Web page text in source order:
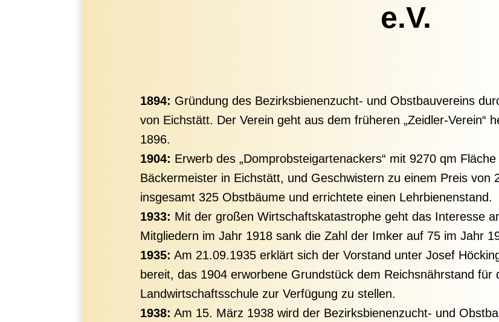
e.V.
1894: Gründung des Bezirksbienenzucht- und Obstbauvereins
von Eichstätt. Der Verein geht aus dem früheren „Zeidler-Verein“
1896.
1904: Erwerb des „Domprobsteigartenackers“ mit 9270 qm
Bäckermeister in Eichstätt, und Geschwistern zu einem Preis von
insgesamt 325 Obstbäume und errichtete einen Lehrbienenstand.
1933: Mit der großen Wirtschaftskatastrophe geht das Interesse
Mitgliedern im Jahr 1918 sank die Zahl der Imker auf 75 im Jahr
1935: Am 21.09.1935 erklärt sich der Vorstand unter Josef
bereit, das 1904 erworbene Grundstück dem Reichsnährstand für
Landwirtschaftsschule zur Verfügung zu stellen.
1938: Am 15. März 1938 wird der Bezirksbienenzucht- und